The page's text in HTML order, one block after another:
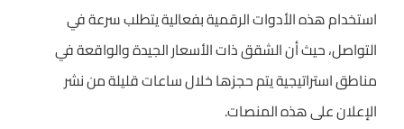
استخدام هذه الأدوات الرقمية بفعالية يتطلب سرعة في
التواصل، حيث أن الشقق ذات الأسعار الجيدة والواقعة في
مناطق استراتيجية يتم حجزها خلال ساعات قليلة من نشر
الإعلان على هذه المنصات.